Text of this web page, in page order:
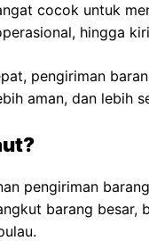
cocok untuk
hingga
pengiriman
aman, dan lebih
pengiriman
barang besar,